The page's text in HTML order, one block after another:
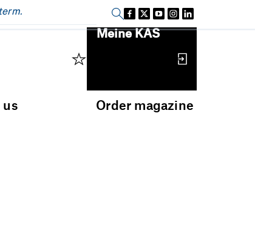
Sign in
Meine KAS
us Order magazine